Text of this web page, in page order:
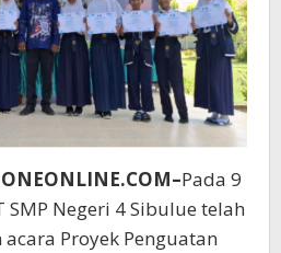
Pada 9
SMP Negeri 4 Sibulue telah
Proyek Penguatan